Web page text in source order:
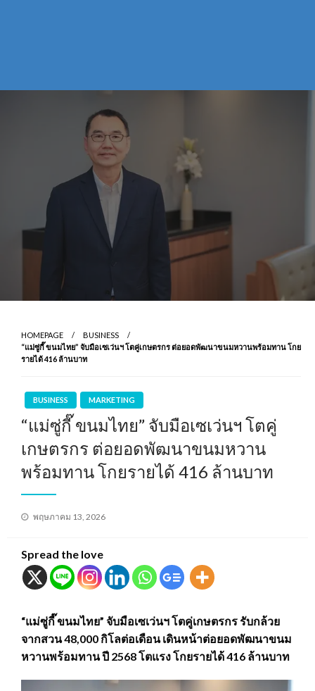
HOMEPAGE
BUSINESS
“แม่ซู่กี๊ ขนมไทย” จับมือเซเว่นฯ โตคู่เกษตรกร ต่อยอดพัฒนาขนมหวานพร้อมทาน โกย
รายได้ 416 ล้านบาท
BUSINESS MARKETING
“แม่ซู่กี๊ ขนมไทย” จับมือเซเว่นฯ โตคู่
เกษตรกร ต่อยอดพัฒนาขนมหวาน
พร้อมทาน โกยรายได้ 416 ล้านบาท
Posted
พฤษภาคม 13, 2026
Spread the love
“แม่ซู่กี๊ ขนมไทย” จับมือเซเว่นฯ โตคู่เกษตรกร รับกล้วย
จากสวน 48,000 กิโลต่อเดือน เดินหน้าต่อยอดพัฒนาขนม
หวานพร้อมทาน ปี 2568 โตแรง โกยรายได้ 416 ล้านบาท